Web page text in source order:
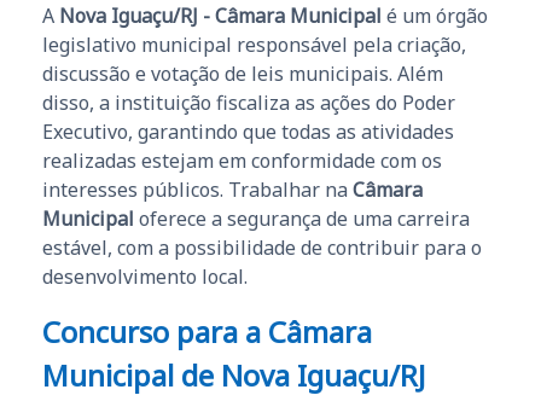
A Nova Iguaçu/RJ - Câmara Municipal é um órgão
legislativo municipal responsável pela criação,
discussão e votação de leis municipais. Além
disso, a instituição fiscaliza as ações do Poder
Executivo, garantindo que todas as atividades
realizadas estejam em conformidade com os
interesses públicos. Trabalhar na Câmara
Municipal oferece a segurança de uma carreira
estável, com a possibilidade de contribuir para o
desenvolvimento local.
Concurso para a Câmara
Municipal de Nova Iguaçu/RJ